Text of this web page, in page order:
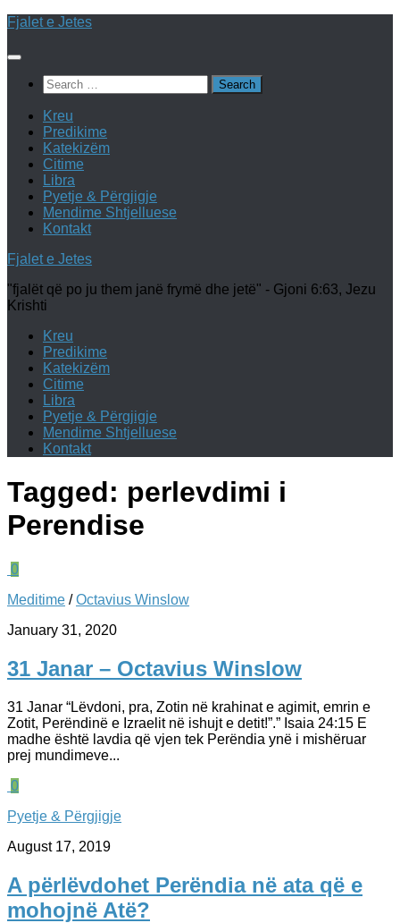
Skip
content
Fjalet e Jetes
Search
for:
Kreu
Predikime
Katekizëm
Citime
Libra
Pyetje & Përgjigje
Mendime Shtjelluese
Kontakt
Fjalet e Jetes
"fjalët që po ju them janë frymë dhe jetë" - Gjoni 6:63, Jezu
Krishti
Kreu
Predikime
Katekizëm
Citime
Libra
Pyetje & Përgjigje
Mendime Shtjelluese
Kontakt
Tagged: perlevdimi i
Perendise
0
Meditime /Octavius Winslow
January 31, 2020
31 Janar – Octavius Winslow
31 Janar “Lëvdoni, pra, Zotin në krahinat e agimit, emrin e
Zotit, Perëndinë e Izraelit në ishujt e detit!”.” ‭‭Isaia‬ 24:15‬ E
madhe është lavdia që vjen tek Perëndia ynë i mishëruar
prej mundimeve...
0
Pyetje & Përgjigje
August 17, 2019
A përlëvdohet Perëndia në ata që e
mohojnë Atë?